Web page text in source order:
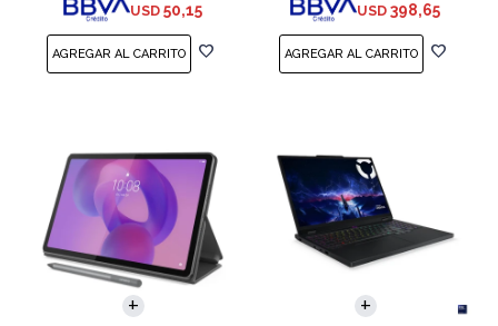
USD 50,15 USD 398,65
COMPARAR